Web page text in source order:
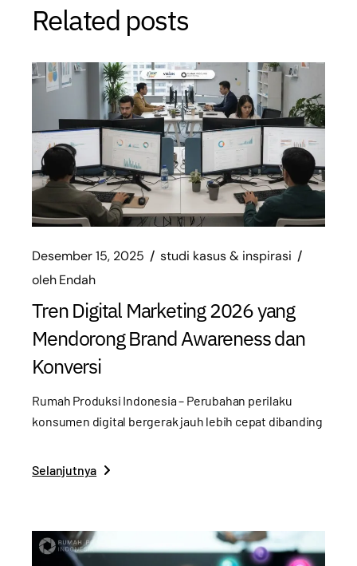
Related posts
Desember 15, 2025
studi kasus & inspirasi
olehEndah
Tren Digital Marketing 2026 yang
Mendorong Brand Awareness dan
Konversi
Rumah Produksi Indonesia – Perubahan perilaku
konsumen digital bergerak jauh lebih cepat dibanding
Selanjutnya